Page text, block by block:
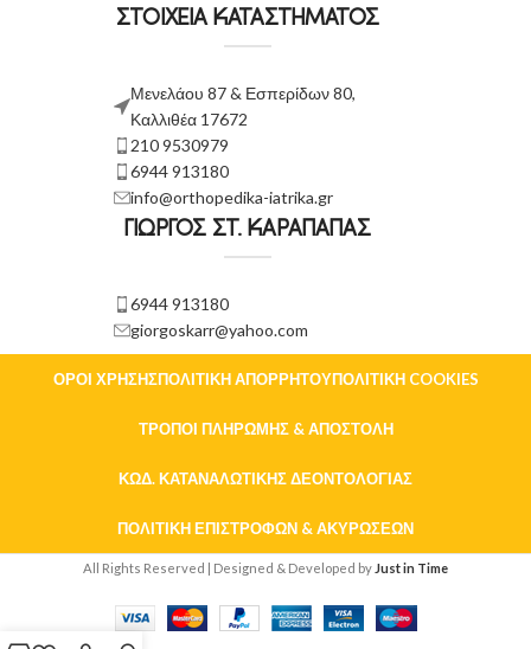
ΣΤΟΙΧΕΙΑ ΚΑΤΑΣΤΗΜΑΤΟΣ
Μενελάου 87 & Εσπερίδων 80,
Καλλιθέα 17672
210 9530979
6944 913180
info@orthopedika-iatrika.gr
ΓΙΩΡΓΟΣ ΣΤ. ΚΑΡΑΠΑΠΑΣ
6944 913180
giorgoskarr@yahoo.com
ΌΡΟΙ ΧΡΉΣΗΣΠΟΛΙΤΙΚΉ ΑΠΟΡΡΉΤΟΥΠΟΛΙΤΙΚΉ COOKIES
ΤΡΌΠΟΙ ΠΛΗΡΩΜΉΣ & ΑΠΟΣΤΟΛΉ
ΚΏΔ. ΚΑΤΑΝΑΛΩΤΙΚΉΣ ΔΕΟΝΤΟΛΟΓΊΑΣ
ΠΟΛΙΤΙΚΉ ΕΠΙΣΤΡΟΦΏΝ & ΑΚΥΡΏΣΕΩΝ
All Rights Reserved | Designed & Developed by Just in Time